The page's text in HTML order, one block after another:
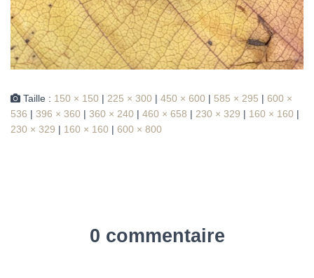
Taille : 150 × 150 | 225 × 300 | 450 × 600 | 585 × 295 | 600 ×
536 | 396 × 360 | 360 × 240 | 460 × 658 | 230 × 329 | 160 × 160 |
230 × 329 | 160 × 160 | 600 × 800
0 commentaire